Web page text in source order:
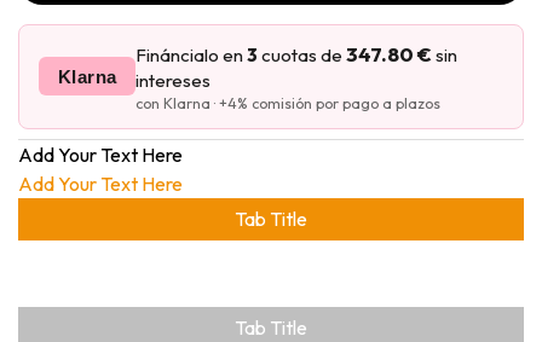
Klarna
Fináncialo en3 cuotas de 347.80 € sin
intereses
con Klarna · +4% comisión por pago a plazos
Add Your Text Here
Add Your Text Here
Tab Title
Tab Title